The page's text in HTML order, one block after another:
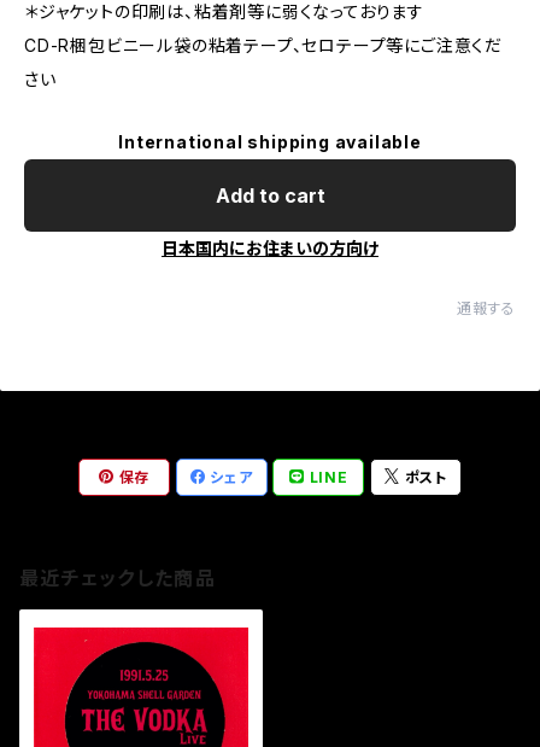
＊ジャケットの印刷は、粘着剤等に弱くなっております
CD-R梱包ビニール袋の粘着テープ、セロテープ等にご注意くだ
さい
International shipping available
Add to cart
日本国内にお住まいの方向け
通報する
保存 シェア LINE ポスト
最近チェックした商品